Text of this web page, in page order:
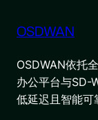
OSDWAN
OSDWAN依托
办公平台与SD-
低延迟且智能可